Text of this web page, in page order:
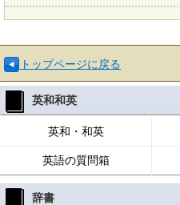
トップページに戻る
英和和英
英和・和英
英語の質問箱
辞書